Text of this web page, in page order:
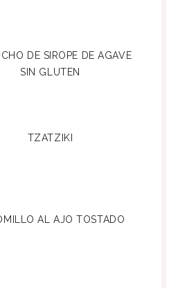
DE SIROPE DE AGAVE
SIN GLUTEN
TZATZIKI
AL AJO TOSTADO